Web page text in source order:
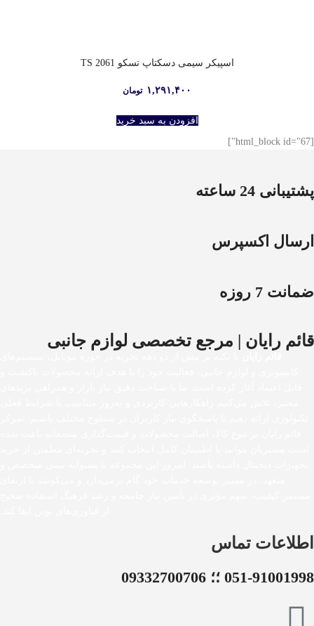
اسپیکر سیمی دسکتاپ تسکو TS 2061
۱,۲۹۱,۴۰۰ تومان
افزودن به سبد خرید
[html_block id="67"]
پشتیبانی 24 ساعته
ارسال اکسپرس
ضمانت 7 روزه
قائم رایان | مرجع تخصصی لوازم جانبی
اطلاعات تماس
051-91001998 ؛؛ 09332700706